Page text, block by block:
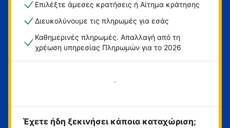
Επιλέξτε άμεσες κρατήσεις ή Αίτημα κράτησης
Διευκολύνουμε τις πληρωμές για εσάς
Καθημερινές πληρωμές. Απαλλαγή από τη
χρέωση υπηρεσίας Πληρωμών για το 2026
Ξεκινήστε τώρα
Έχετε ήδη ξεκινήσει κάποια καταχώριση;